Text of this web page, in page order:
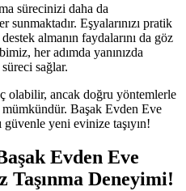
sürecinizi daha da
Eşyalarınızı pratik
almanın faydalarını da göz
her adımda yanınızda
sağlar.
olabilir, ancak doğru yöntemlerle
Başak Evden Eve
güvenle yeni evinize taşıyın!
Evden Eve
Taşınma Deneyimi!